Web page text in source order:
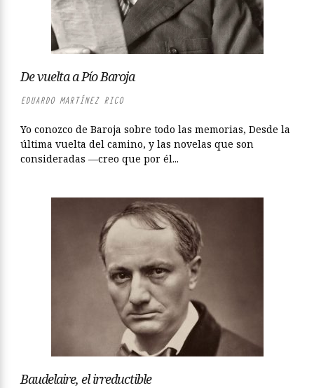
De vuelta a Pío Baroja
EDUARDO MARTÍNEZ RICO
Yo conozco de Baroja sobre todo las memorias, Desde la
última vuelta del camino, y las novelas que son
consideradas —creo que por él...
Baudelaire, el irreductible